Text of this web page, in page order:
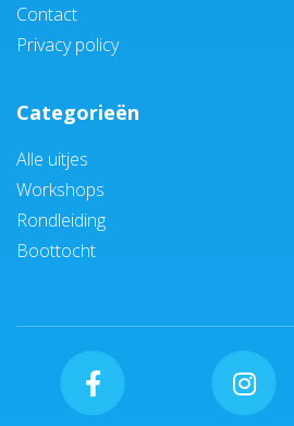
Contact
Privacy policy
Categorieën
Alle uitjes
Workshops
Rondleiding
Boottocht